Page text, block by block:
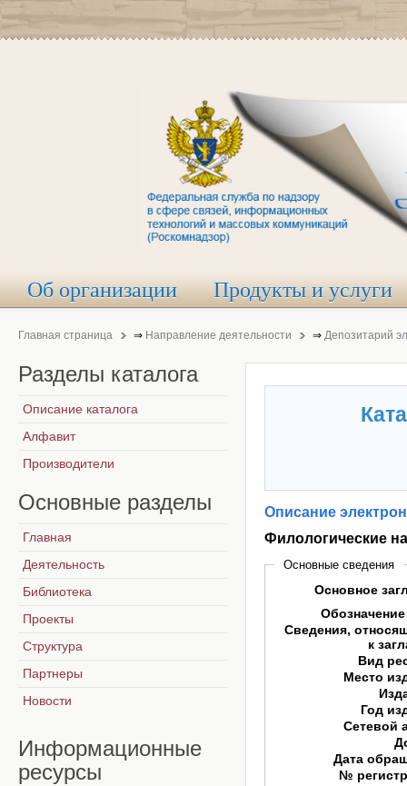
Об организации Продукты и услуги
Главная страница ⇒ Направление деятельности ⇒ Депозитарий
Описание
Филологические
Основные сведения
Основное
Сведения,
к
Вид
Место
Год
Сетевой
Дата
№
Разделы каталога
Описание каталога
Алфавит
Производители
Основные разделы
Главная
Деятельность
Библиотека
Проекты
Структура
Партнеры
Новости
Информационные
ресурсы